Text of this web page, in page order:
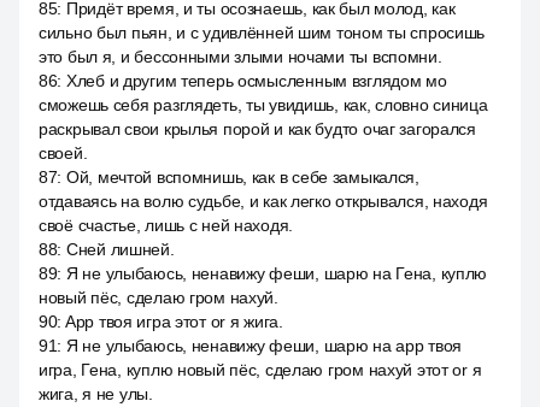
85: Придёт время, и ты осознаешь, как был молод, как
сильно был пьян, и с удивлённей шим тоном ты спросишь
это был я, и бессонными злыми ночами ты вспомни.
86: Хлеб и другим теперь осмысленным взглядом мо
сможешь себя разглядеть, ты увидишь, как, словно синица
раскрывал свои крылья порой и как будто очаг загорался
своей.
87: Ой, мечтой вспомнишь, как в себе замыкался,
отдаваясь на волю судьбе, и как легко открывался, находя
своё счастье, лишь с ней находя.
88: Сней лишней.
89: Я не улыбаюсь, ненавижу феши, шарю на Гена, куплю
новый пёс, сделаю гром нахуй.
90: App твоя игра этот or я жига.
91: Я не улыбаюсь, ненавижу феши, шарю на app твоя
игра, Гена, куплю новый пёс, сделаю гром нахуй этот or я
жига, я не улы.